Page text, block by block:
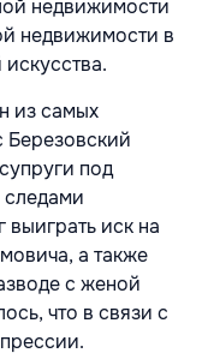
недвижимости
недвижимости в
из самых
Березовский
под
иск на
а также
с женой
что в связи с